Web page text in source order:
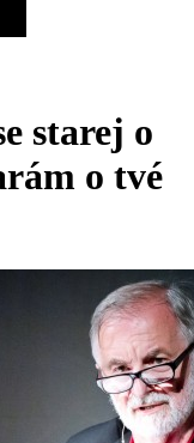
starej o
o tvé